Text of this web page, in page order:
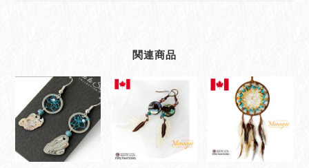
オ
ブ
ア
イ
関連商品